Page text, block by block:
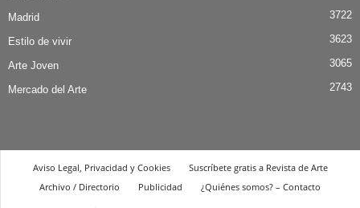
Madrid 3722
Estilo de vivir 3623
Arte Joven 3065
Mercado del Arte 2743
Aviso Legal, Privacidad y Cookies
Suscríbete gratis a Revista de Arte
Archivo / Directorio
Publicidad
¿Quiénes somos? – Contacto